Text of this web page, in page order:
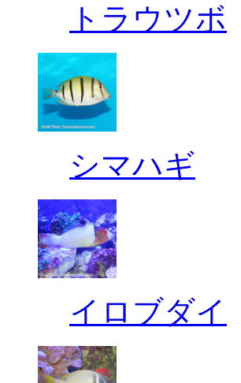
トラウツボ
シマハギ
イロブダイ